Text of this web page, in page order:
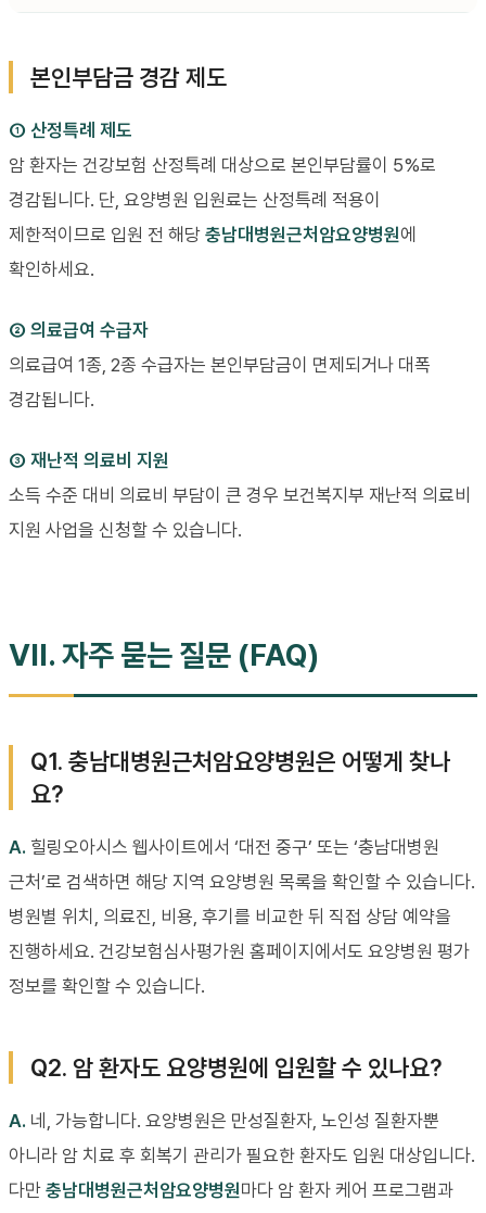
본인부담금 경감 제도
① 산정특례 제도
암 환자는 건강보험 산정특례 대상으로 본인부담률이 5%로
경감됩니다. 단, 요양병원 입원료는 산정특례 적용이
제한적이므로 입원 전 해당 충남대병원근처암요양병원에
확인하세요.
② 의료급여 수급자
의료급여 1종, 2종 수급자는 본인부담금이 면제되거나 대폭
경감됩니다.
③ 재난적 의료비 지원
소득 수준 대비 의료비 부담이 큰 경우 보건복지부 재난적 의료비
지원 사업을 신청할 수 있습니다.
VII. 자주 묻는 질문 (FAQ)
Q1. 충남대병원근처암요양병원은 어떻게 찾나
요?
A. 힐링오아시스 웹사이트에서 ‘대전 중구’ 또는 ‘충남대병원
근처’로 검색하면 해당 지역 요양병원 목록을 확인할 수 있습니다.
병원별 위치, 의료진, 비용, 후기를 비교한 뒤 직접 상담 예약을
진행하세요. 건강보험심사평가원 홈페이지에서도 요양병원 평가
정보를 확인할 수 있습니다.
Q2. 암 환자도 요양병원에 입원할 수 있나요?
A. 네, 가능합니다. 요양병원은 만성질환자, 노인성 질환자뿐
아니라 암 치료 후 회복기 관리가 필요한 환자도 입원 대상입니다.
다만 충남대병원근처암요양병원마다 암 환자 케어 프로그램과